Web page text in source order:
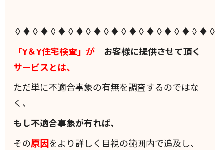
「Y＆Y住宅検査」が お客様に提供させて頂く
サービスとは、
ただ単に不適合事象の有無を調査するのではな
く、
もし不適合事象が有れば、
その原因をより詳しく目視の範囲内で追及し、